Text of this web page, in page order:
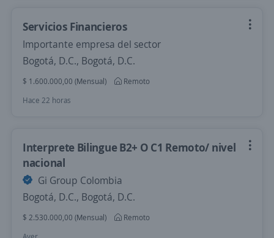
Servicios Financieros
Importante empresa del sector
Bogotá, D.C., Bogotá, D.C.
$ 1.600.000,00 (Mensual)
Remoto
Hace 22 horas
Interprete Bilingue B2+ O C1 Remoto/ nivel
nacional
Gi Group Colombia
Bogotá, D.C., Bogotá, D.C.
$ 2.530.000,00 (Mensual)
Remoto